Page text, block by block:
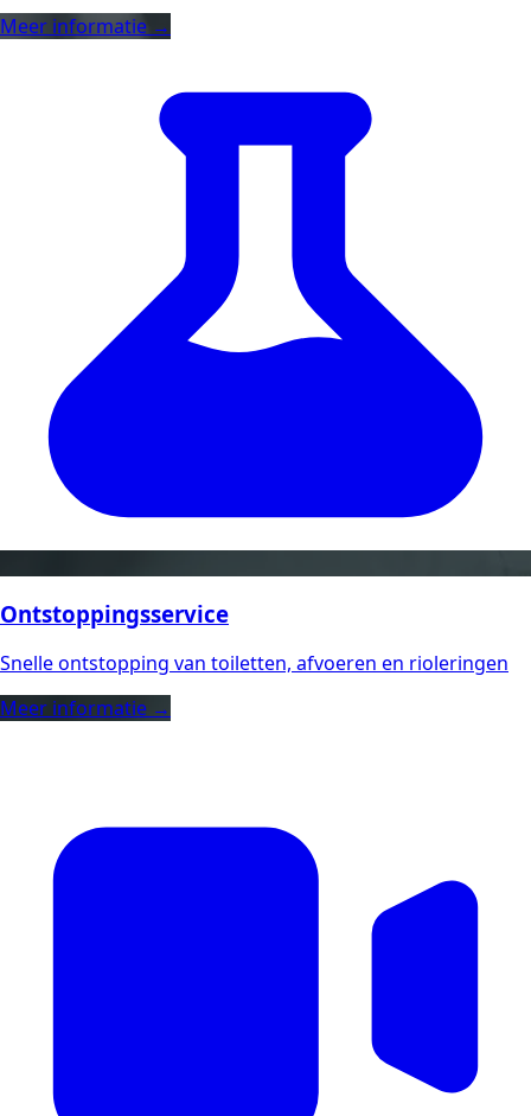
Meer informatie →
Ontstoppingsservice
Snelle ontstopping van toiletten, afvoeren en rioleringen
Meer informatie →